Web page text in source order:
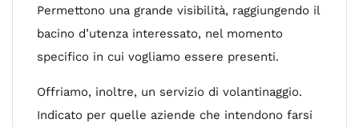
Permettono una grande visibilità, raggiungendo il
bacino d’utenza interessato, nel momento
specifico in cui vogliamo essere presenti.
Offriamo, inoltre, un servizio di volantinaggio.
Indicato per quelle aziende che intendono farsi